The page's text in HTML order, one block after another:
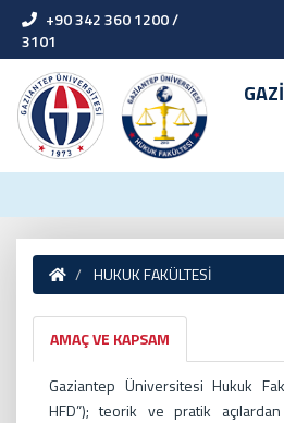
+90 342 360 1200 /
3101
HUKUK FAKÜLTESİ
AMAÇ VE KAPSAM
Gaziantep Üniversitesi Hukuk
HFD”); teorik ve pratik